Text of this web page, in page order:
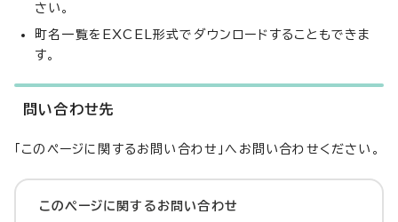
さい。
町名一覧をEXCEL形式でダウンロードすることもできま
す。
問い合わせ先
「このページに関するお問い合わせ」へお問い合わせください。
このページに関する お問い合わせ